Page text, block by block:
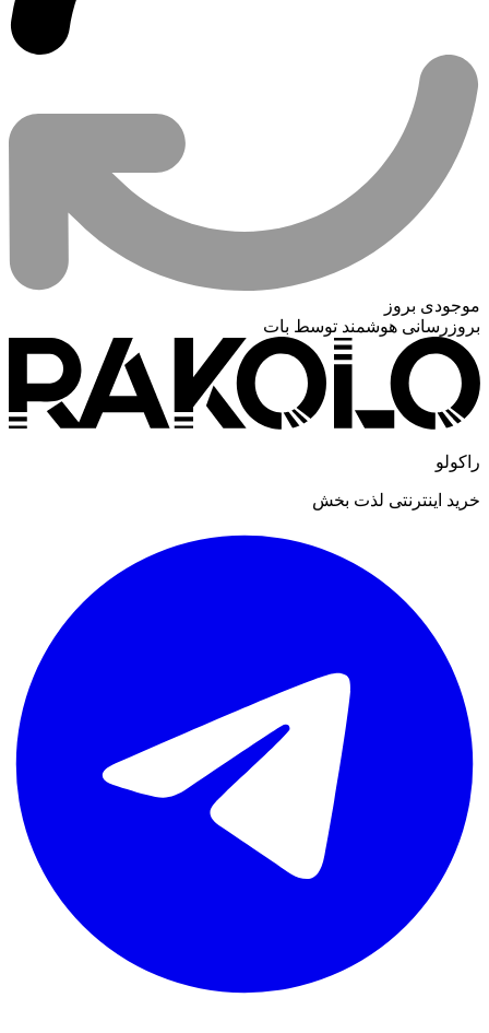
موجودی بروز
بروزرسانی هوشمند توسط بات
راکولو
خرید اینترنتی لذت بخش